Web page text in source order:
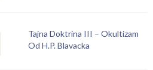
Tajna Doktrina III – Okultizam
Od H.P. Blavacka